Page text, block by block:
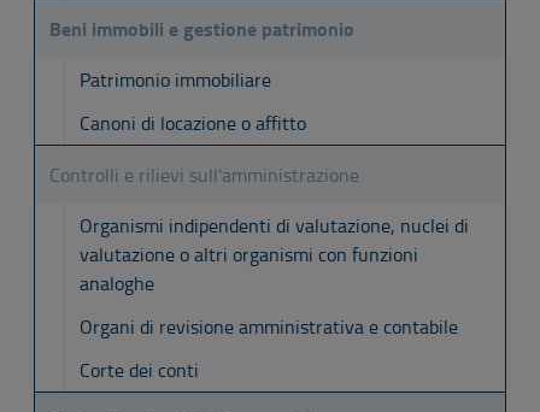
Beni immobili e gestione patrimonio
Patrimonio immobiliare
Canoni di locazione o affitto
Controlli e rilievi sull'amministrazione
Organismi indipendenti di valutazione, nuclei di
valutazione o altri organismi con funzioni
analoghe
Organi di revisione amministrativa e contabile
Corte dei conti